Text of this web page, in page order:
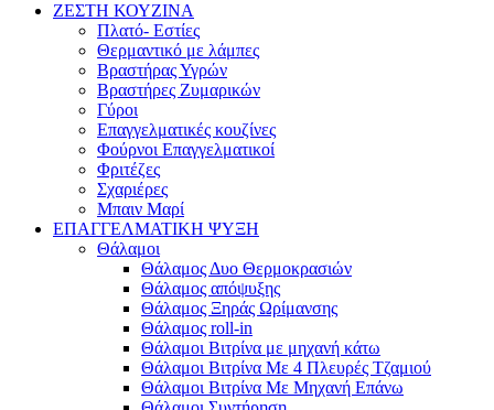
ΖΕΣΤΗ ΚΟΥΖΙΝΑ
Πλατό- Εστίες
Θερμαντικό με λάμπες
Βραστήρας Υγρών
Βραστήρες Ζυμαρικών
Γύροι
Επαγγελματικές κουζίνες
Φούρνοι Επαγγελματικοί
Φριτέζες
Σχαριέρες
Μπαιν Μαρί
ΕΠΑΓΓΕΛΜΑΤΙΚΗ ΨΥΞΗ
Θάλαμοι
Θάλαμος Δυο Θερμοκρασιών
Θάλαμος απόψυξης
Θάλαμος Ξηράς Ωρίμανσης
Θάλαμος roll-in
Θάλαμοι Βιτρίνα με μηχανή κάτω
Θάλαμοι Βιτρίνα Με 4 Πλευρές Τζαμιού
Θάλαμοι Βιτρίνα Με Μηχανή Επάνω